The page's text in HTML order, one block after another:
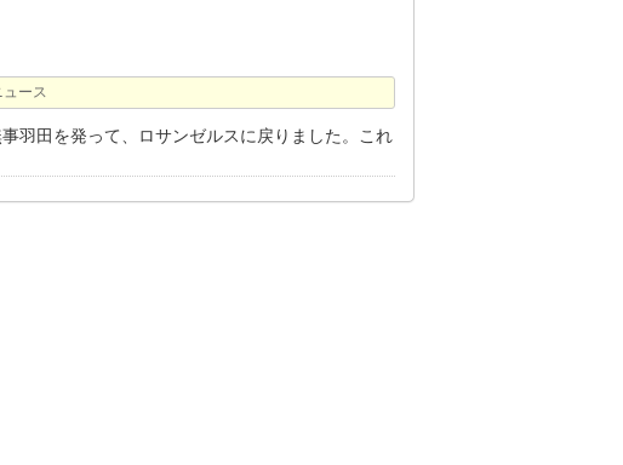
ース
羽田を発って、ロサンゼルスに戻りました。これ